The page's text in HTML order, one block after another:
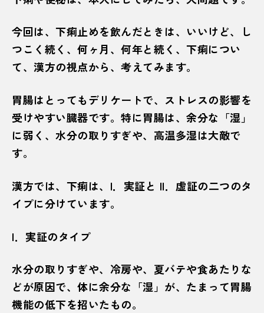
今回は、下痢止めを飲んだときは、いいけど、し
つこく続く、何ヶ月、何年と続く、下痢につい
て、漢方の視点から、考えてみます。
胃腸はとってもデリケートで、ストレスの影響を
受けやすい臓器です。特に胃腸は、余分な「湿」
に弱く、水分の取りすぎや、高温多湿は大敵で
す。
漢方では、下痢は、I．実証と II．虚証の二つのタ
イプに分けています。
I．実証のタイプ
水分の取りすぎや、冷房や、夏バテや食あたりな
どが原因で、体に余分な「湿」が、たまって胃腸
機能の低下を招いたもの。